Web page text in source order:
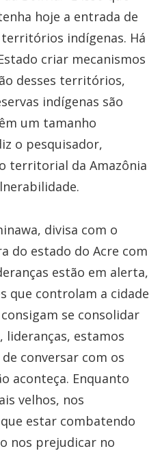
hoje a entrada de
indígenas. Há
criar mecanismos
desses territórios,
indígenas são
um tamanho
o pesquisador,
territorial da Amazônia
divisa com o
do estado do Acre com
estão em alerta,
que controlam a cidade
se consolidar
lideranças, estamos
conversar com os
aconteça. Enquanto
velhos, nos
estar combatendo
nos prejudicar no